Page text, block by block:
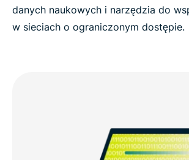
danych naukowych i narzędzia do
w sieciach o ograniczonym dostępie.